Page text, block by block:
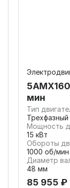
мин
Тип
Мощность
15 кВт
Обороты
1000 об/мин
Диаметр
48 мм
85 955 ₽